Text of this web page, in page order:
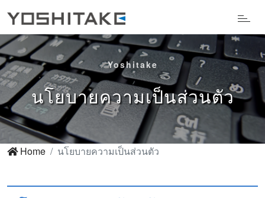
Yoshitake
นโยบายความเป็นส่วนตัว
Home นโยบายความเป็นส่วนตัว